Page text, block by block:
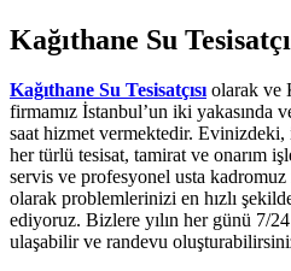
Kağıthane Su
Kağıthane Su Tesisatçısıolarak ve
firmamız İstanbul’un iki yakasında
saat hizmet vermektedir.
her türlü tesisat, tamirat ve onarım
servis ve profesyonel usta
olarak problemlerinizi en hızlı
ediyoruz. Bizlere yılın her günü 7/
ulaşabilir ve randevu